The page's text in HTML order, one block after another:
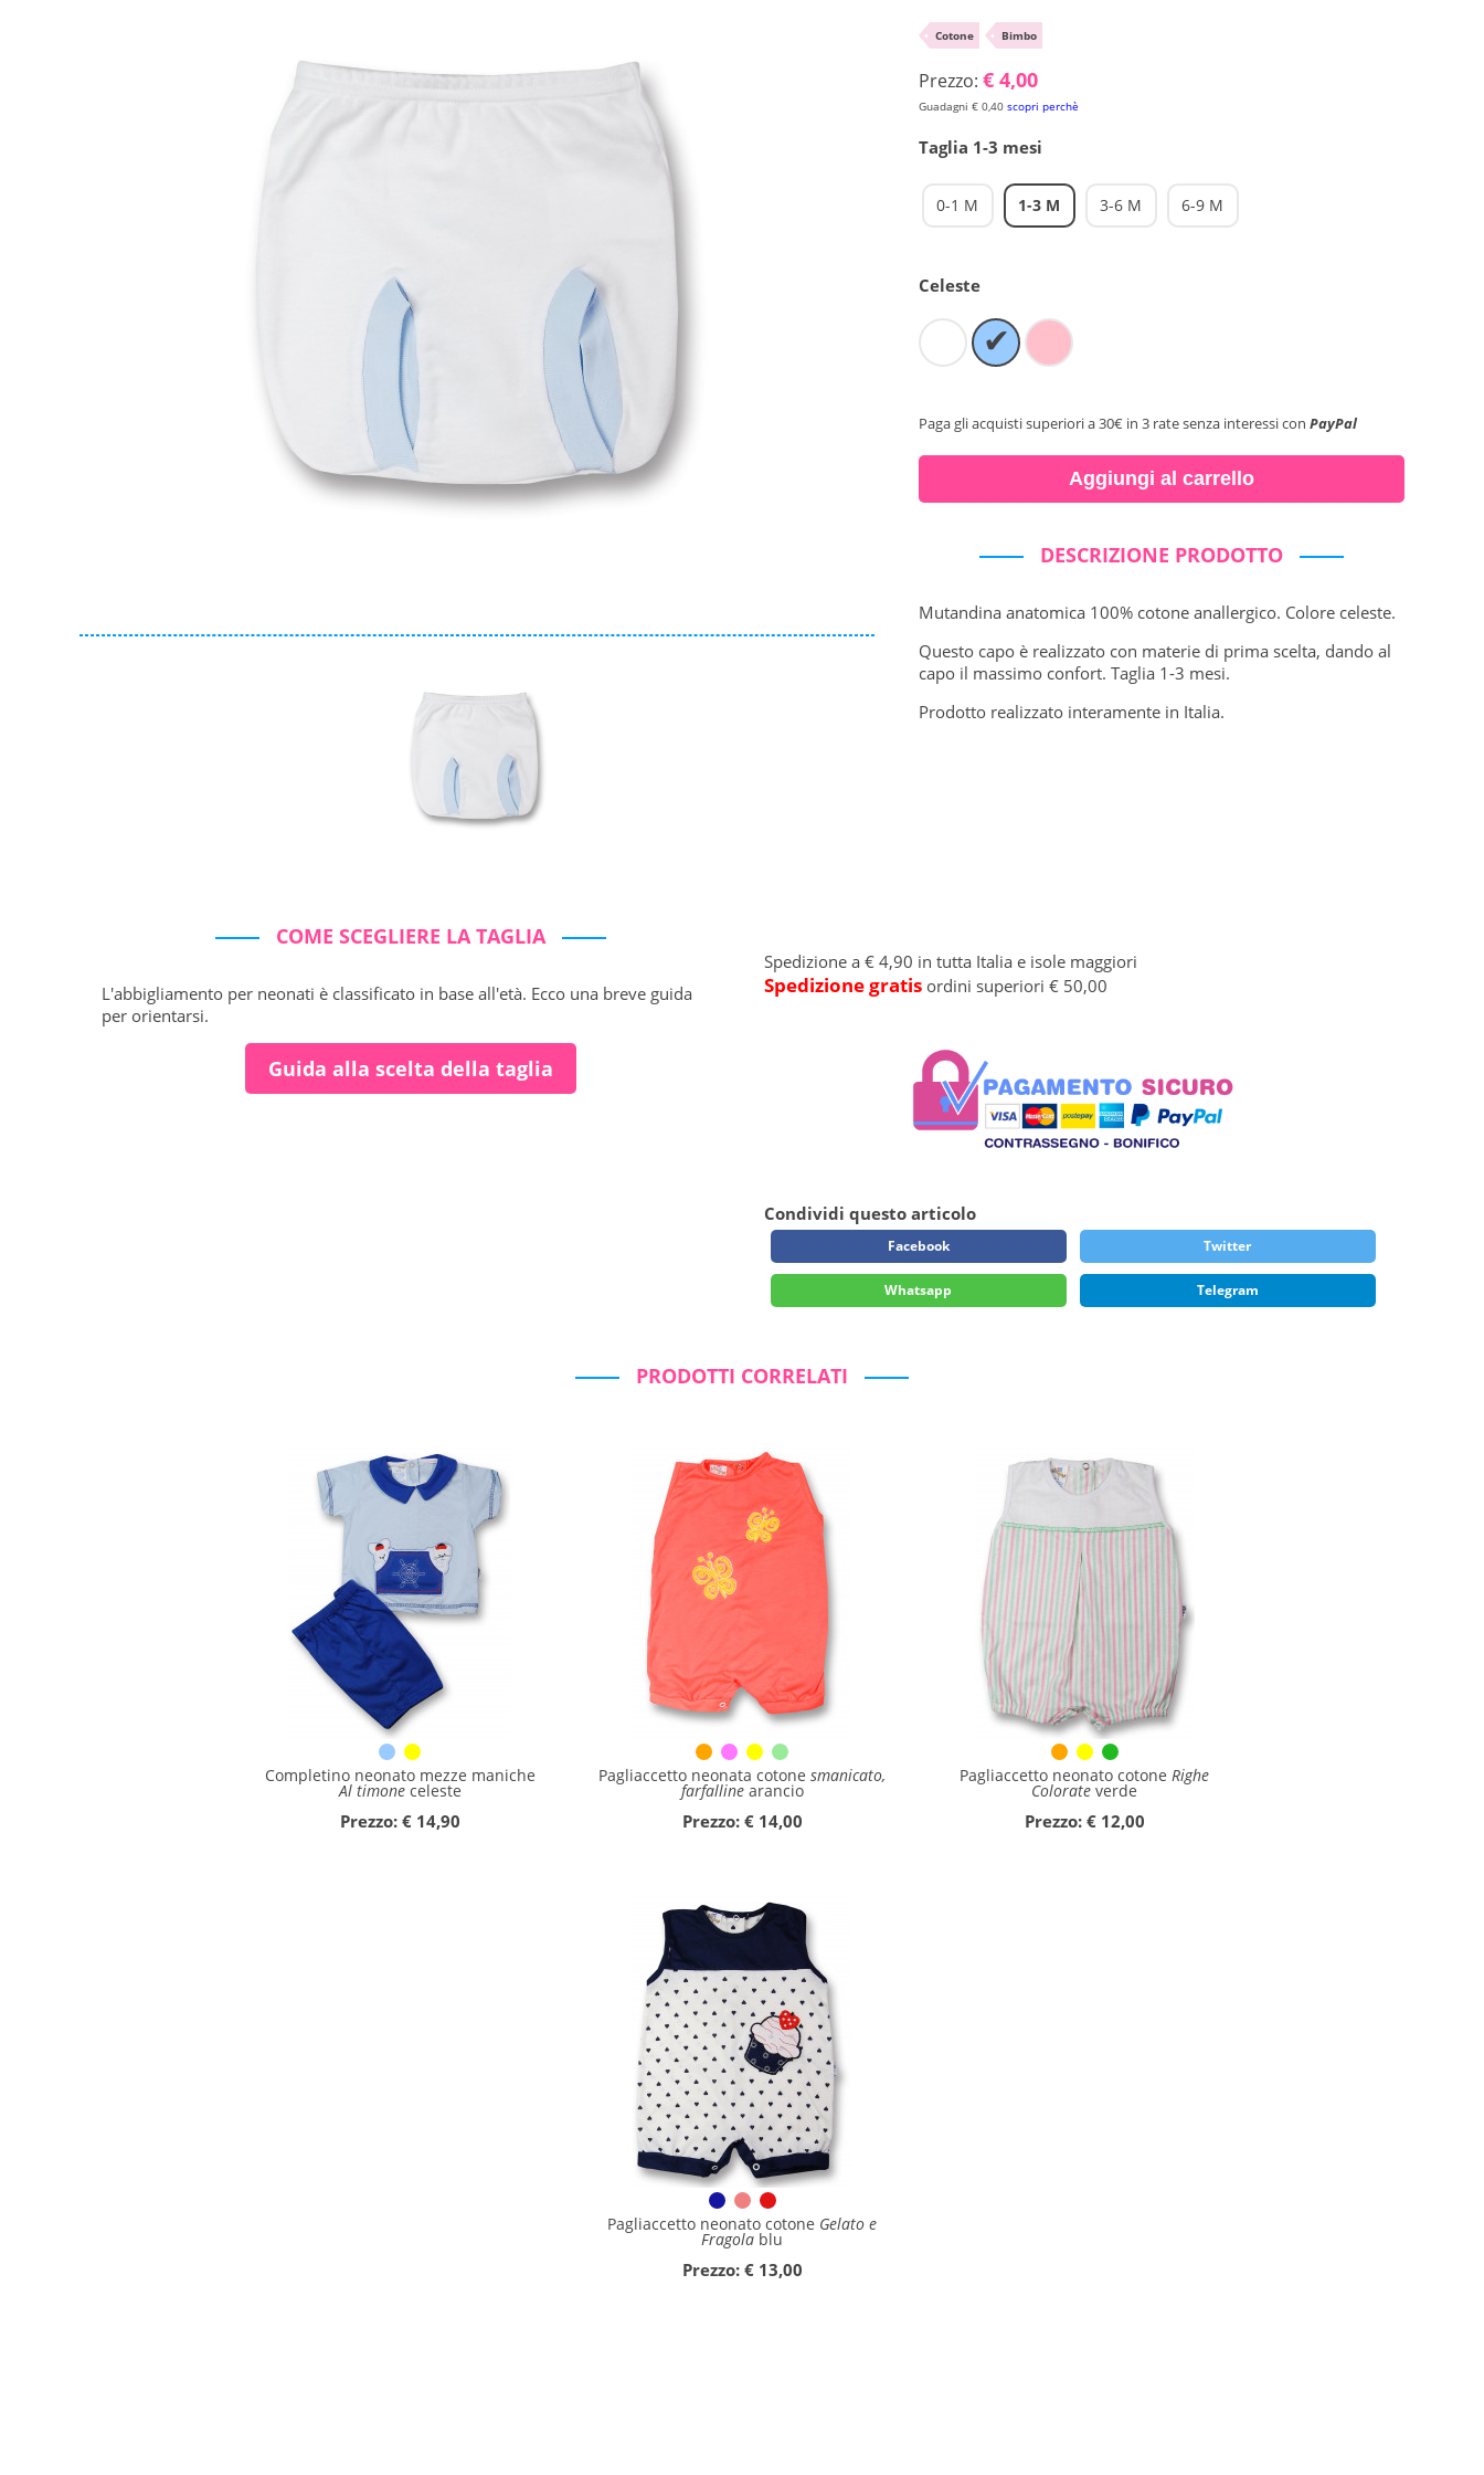
• Cotone • Bimbo
Prezzo: € 4,00
Guadagni € 0,40 scopri perchè
Taglia 1-3 mesi
0-1 M 1-3 M 3-6 M 6-9 M
Celeste
✔
Paga gli acquisti superiori a 30€ in 3 rate senza interessi con PayPal
Aggiungi al carrello
DESCRIZIONE PRODOTTO
Mutandina anatomica 100% cotone anallergico. Colore celeste.
Questo capo è realizzato con materie di prima scelta, dando al
capo il massimo confort. Taglia 1-3 mesi.
Prodotto realizzato interamente in Italia.
COME SCEGLIERE LA TAGLIA
L'abbigliamento per neonati è classificato in base all'età. Ecco una breve guida
per orientarsi.
Guida alla scelta della taglia
Spedizione a € 4,90 in tutta Italia e isole maggiori
Spedizione gratis ordini superiori € 50,00
Condividi questo articolo
Facebook Twitter
Whatsapp Telegram
PRODOTTI CORRELATI
Completino neonato mezze maniche
Al timoneceleste
Prezzo: € 14,90
Pagliaccetto neonata cotone smanicato,
farfallinearancio
Prezzo: € 14,00
Pagliaccetto neonato cotone Righe
Colorate verde
Prezzo: € 12,00
Pagliaccetto neonato cotone Gelato e
Fragola blu
Prezzo: € 13,00
3-6 M
9-12 M
Cotone
Chiudi ricerca